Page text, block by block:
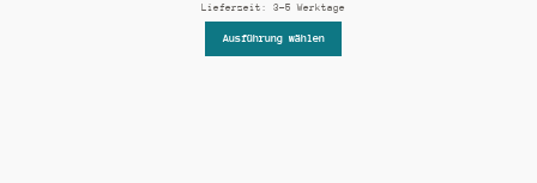
Lieferzeit: 3-5 Werktage
Ausführung wählen